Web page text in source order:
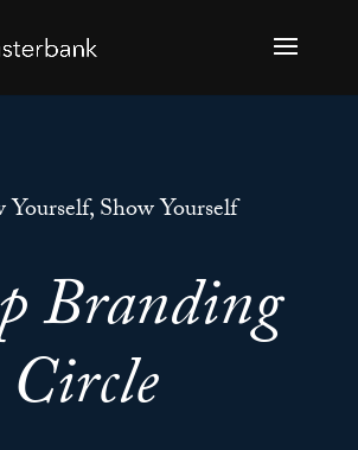
Yourself, Show Yourself
Branding
Circle